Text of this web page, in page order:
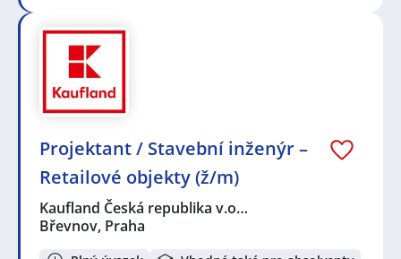
Projektant / Stavební inženýr –
Retailové objekty (ž/m)
Kaufland Česká republika v.o…
Břevnov, Praha